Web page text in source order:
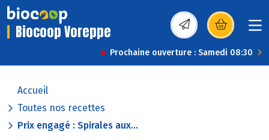
Biocoop Voreppe (s’ouvre dans une
Prochaine ouverture : Samedi 08:30
Accueil
Toutes nos recettes
Prix engagé : Spirales aux...